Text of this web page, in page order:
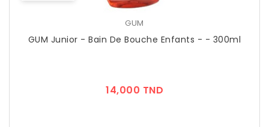
GUM
GUM Junior - Bain De Bouche Enfants - - 300ml
14,000 TND